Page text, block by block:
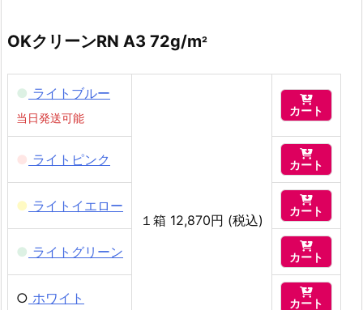
OKクリーンRN A3 72g/m²
● ライトブルー
当日発送可能
１箱 12,870円 (税込)

カート
● ライトピンク

カート
● ライトイエロー

カート
● ライトグリーン

カート
○ ホワイト

カート